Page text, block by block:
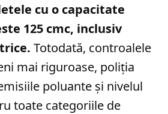
cu o capacitate
125 cmc, inclusiv
Totodată, controalele
mai riguroase, poliția
poluante și nivelul
toate categoriile de